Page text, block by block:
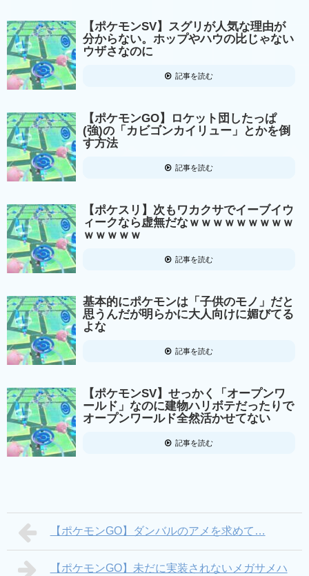
【ポケモンSV】スグリが人気な理由が
分からない。ホップやハウの比じゃない
ウザさなのに
記事を読む
【ポケモンGO】ロケット団したっぱ
(強)の「カビゴンカイリュー」とかを倒
す方法
記事を読む
【ポケスリ】次もワカクサでイーブイウ
ィークなら虚無だなｗｗｗｗｗｗｗｗｗ
ｗｗｗｗｗ
記事を読む
基本的にポケモンは「子供のモノ」だと
思うんだが明らかに大人向けに媚びてる
よな
記事を読む
【ポケモンSV】せっかく「オープンワ
ールド」なのに建物ハリボテだったりで
オープンワールド全然活かせてない
記事を読む
【ポケモンGO】ダンバルのアメを求めて…
【ポケモンGO】未だに実装されないメガサメハ